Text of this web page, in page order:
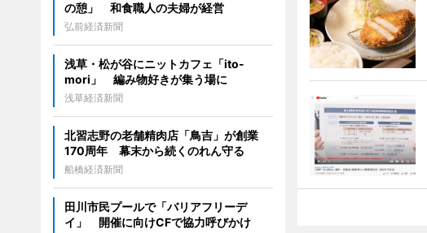
の憩」 和食職人の夫婦が経営
弘前経済新聞
浅草・松が谷にニットカフェ「ito-
mori」 編み物好きが集う場に
浅草経済新聞
北習志野の老舗精肉店「鳥吉」が創業
170周年 幕末から続くのれん守る
船橋経済新聞
田川市民プールで「バリアフリーデ
イ」 開催に向けCFで協力呼びかけ